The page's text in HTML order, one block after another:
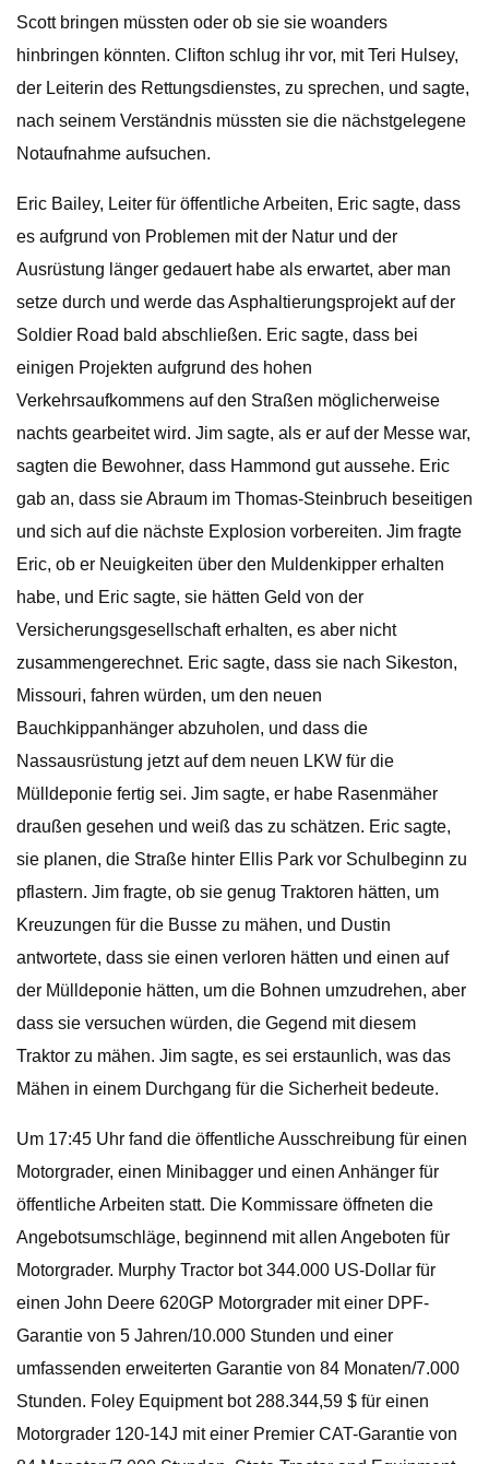
Scott bringen müssten oder ob sie sie woanders
hinbringen könnten. Clifton schlug ihr vor, mit Teri Hulsey,
der Leiterin des Rettungsdienstes, zu sprechen, und sagte,
nach seinem Verständnis müssten sie die nächstgelegene
Notaufnahme aufsuchen.
Eric Bailey, Leiter für öffentliche Arbeiten, Eric sagte, dass
es aufgrund von Problemen mit der Natur und der
Ausrüstung länger gedauert habe als erwartet, aber man
setze durch und werde das Asphaltierungsprojekt auf der
Soldier Road bald abschließen. Eric sagte, dass bei
einigen Projekten aufgrund des hohen
Verkehrsaufkommens auf den Straßen möglicherweise
nachts gearbeitet wird. Jim sagte, als er auf der Messe war,
sagten die Bewohner, dass Hammond gut aussehe. Eric
gab an, dass sie Abraum im Thomas-Steinbruch beseitigen
und sich auf die nächste Explosion vorbereiten. Jim fragte
Eric, ob er Neuigkeiten über den Muldenkipper erhalten
habe, und Eric sagte, sie hätten Geld von der
Versicherungsgesellschaft erhalten, es aber nicht
zusammengerechnet. Eric sagte, dass sie nach Sikeston,
Missouri, fahren würden, um den neuen
Bauchkippanhänger abzuholen, und dass die
Nassausrüstung jetzt auf dem neuen LKW für die
Mülldeponie fertig sei. Jim sagte, er habe Rasenmäher
draußen gesehen und weiß das zu schätzen. Eric sagte,
sie planen, die Straße hinter Ellis Park vor Schulbeginn zu
pflastern. Jim fragte, ob sie genug Traktoren hätten, um
Kreuzungen für die Busse zu mähen, und Dustin
antwortete, dass sie einen verloren hätten und einen auf
der Mülldeponie hätten, um die Bohnen umzudrehen, aber
dass sie versuchen würden, die Gegend mit diesem
Traktor zu mähen. Jim sagte, es sei erstaunlich, was das
Mähen in einem Durchgang für die Sicherheit bedeute.
Um 17:45 Uhr fand die öffentliche Ausschreibung für einen
Motorgrader, einen Minibagger und einen Anhänger für
öffentliche Arbeiten statt. Die Kommissare öffneten die
Angebotsumschläge, beginnend mit allen Angeboten für
Motorgrader. Murphy Tractor bot 344.000 US-Dollar für
einen John Deere 620GP Motorgrader mit einer DPF-
Garantie von 5 Jahren/10.000 Stunden und einer
umfassenden erweiterten Garantie von 84 Monaten/7.000
Stunden. Foley Equipment bot 288.344,59 $ für einen
Motorgrader 120-14J mit einer Premier CAT-Garantie von